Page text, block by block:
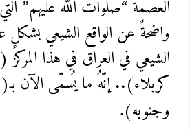
العصمة “صلواتُ الله عليهم”
واضحةً عن الواقع الشيعي بشكلٍ
الشيعي في العراق في هذا
كربلاء).. إنّهُ ما يُسمّى الآن
وجنوبه).